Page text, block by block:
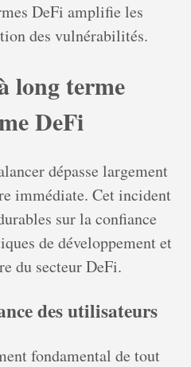
DeFi amplifie les
des vulnérabilités.
long terme
DeFi
dépasse largement
immédiate. Cet incident
sur la confiance
de développement et
du secteur DeFi.
des utilisateurs
fondamental de tout